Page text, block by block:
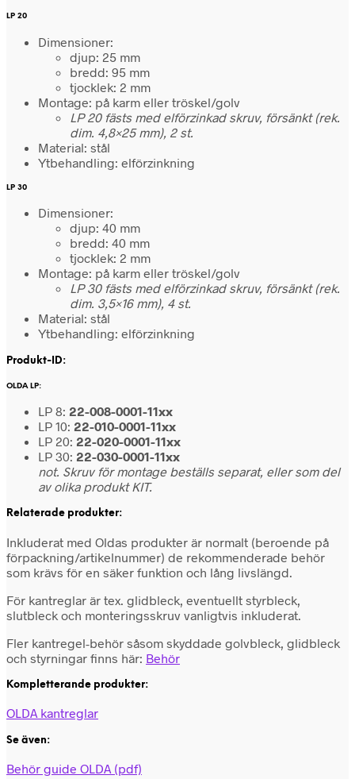
LP 20
Dimensioner:
djup: 25 mm
bredd: 95 mm
tjocklek: 2 mm
Montage: på karm eller tröskel/golv
LP 20 fästs med elförzinkad skruv, försänkt (rek.
dim. 4,8×25 mm), 2 st.
Material: stål
Ytbehandling: elförzinkning
LP 30
Dimensioner:
djup: 40 mm
bredd: 40 mm
tjocklek: 2 mm
Montage: på karm eller tröskel/golv
LP 30 fästs med elförzinkad skruv, försänkt (rek.
dim. 3,5×16 mm), 4 st.
Material: stål
Ytbehandling: elförzinkning
Produkt-ID:
OLDA LP:
LP 8: 22-008-0001-11xx
LP 10: 22-010-0001-11xx
LP 20: 22-020-0001-11xx
LP 30: 22-030-0001-11xx
not. Skruv för montage beställs separat, eller som del
av olika produkt KIT.
Relaterade produkter:
Inkluderat med Oldas produkter är normalt (beroende på
förpackning/artikelnummer) de rekommenderade behör
som krävs för en säker funktion och lång livslängd.
För kantreglar är tex. glidbleck, eventuellt styrbleck,
slutbleck och monteringsskruv vanligtvis inkluderat.
Fler kantregel-behör såsom skyddade golvbleck, glidbleck
och styrningar finns här: Behör
Kompletterande produkter:
OLDA kantreglar
Se även:
Behör guide OLDA (pdf)